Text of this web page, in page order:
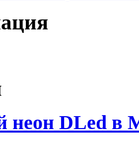
неон DLed в